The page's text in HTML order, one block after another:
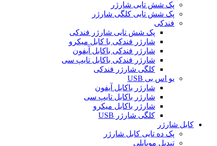
پک شش تایی شارژر
پک شش تایی کلگی شارژر
فندکی
پک شش تایی شارژر فندکی
شارژر فندکی با کابل میکرو
شارژر فندکی باکابل آیفون
شارژر فندکی باکابل تایپ سی
کلگی شارژر فندکی
یو اس بی USB
شارژر باکابل آیفون
شارژر باکابل تایپ سی
شارژر باکابل میکرو
کلگی شارژر USB
کابل شارژر
پک ده تایی کابل شارژر
تبدیل موبایلی